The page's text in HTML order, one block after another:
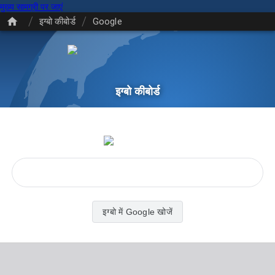
मुख्य सामग्री पर जाएं
/ इग्बो कीबोर्ड / Google
इग्बो कीबोर्ड
इग्बो में Google खोजें